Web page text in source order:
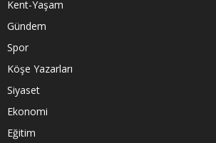
Kent-Yaşam
Gündem
Spor
Köşe Yazarları
Siyaset
Ekonomi
Eğitim